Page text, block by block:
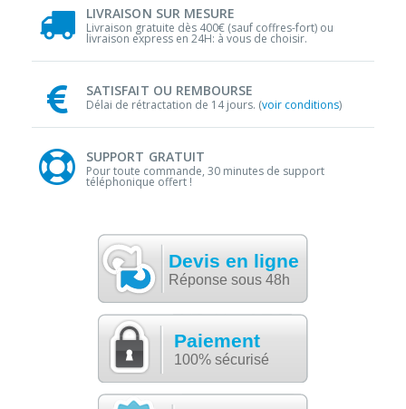
LIVRAISON SUR MESURE
Livraison gratuite dès 400€ (sauf coffres-fort) ou
livraison express en 24H: à vous de choisir.
SATISFAIT OU REMBOURSE
Délai de rétractation de 14 jours. (voir conditions)
SUPPORT GRATUIT
Pour toute commande, 30 minutes de support
téléphonique offert !
Devis en ligne
Réponse sous 48h
Paiement
100% sécurisé